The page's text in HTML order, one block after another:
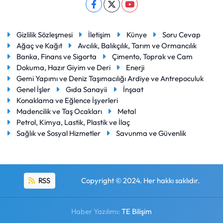
Gizlilik Sözleşmesi İletişim Künye
Soru Cevap
Ağaç ve Kağıt
Avcılık, Balıkçılık, Tarım ve Ormancılık
Banka, Finans ve Sigorta
Çimento, Toprak ve Cam
Dokuma, Hazır Giyim ve Deri
Enerji
Gemi Yapımı ve Deniz Taşımacılığı Ardiye ve Antrepoculuk
Genel İşler
Gıda Sanayii
İnşaat
Konaklama ve Eğlence İşyerleri
Madencilik ve Taş Ocakları
Metal
Petrol, Kimya, Lastik, Plastik ve İlaç
Sağlık ve Sosyal Hizmetler
Savunma ve Güvenlik
RSS Copyright © 2024. Her hakkı saklıdır.
Haber Yazılımı: TE Bilişim